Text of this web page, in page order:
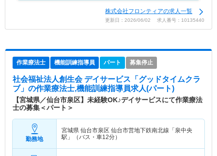
株式会社フロンティアの求人一覧
更新日：2026/06/02 求人番号：10135440
作業療法士 機能訓練指導員 パート 募集停止
社会福祉法人創生会 デイサービス「グッドタイムクラ
ブ」 の作業療法士,機能訓練指導員求人(パート)
【宮城県／仙台市泉区】未経験OK♪デイサービスにて作業療法
士の募集＜パート＞
勤務地
宮城県 仙台市泉区 仙台市営地下鉄南北線「泉中央
駅」（バス・車12分）